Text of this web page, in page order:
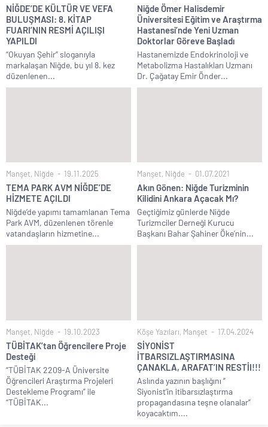
NİĞDE’DE KÜLTÜR VE VEFA
BULUŞMASI: 8. KİTAP
FUARI’NIN RESMİ AÇILIŞI
YAPILDI
“Okuyan Şehir” sloganıyla
markalaşan Niğde, bu yıl 8. kez
düzenlenen...
Niğde Ömer Halisdemir
Üniversitesi Eğitim ve Araştırma
Hastanesi’nde Yeni Uzman
Doktorlar Göreve Başladı
Hastanemizde Endokrinoloji ve
Metabolizma Hastalıkları Uzmanı
Dr. Çağatay Emir Önder...
Manşet, Niğde 19.11.2025
TEMA PARK AVM NİĞDE’DE
HİZMETE AÇILDI
Niğde’de yapımı tamamlanan Tema
Park AVM, düzenlenen törenle
vatandaşların hizmetine...
Manşet, Niğde 01.07.2021
Akın Gönen: Niğde Turizminin
Kilidini Ankara Açacak Mı?
Geçtiğimiz günlerde Niğde
Turizmciler Derneği Kurucu
Başkanı Bahar Şahiner Öke’nin...
Manşet, Niğde 19.10.2023
TÜBİTAK’tan Öğrencilere Proje
Desteği
“TÜBİTAK 2209-A Üniversite
Öğrencileri Araştırma Projeleri
Destekleme Programı” ile
“TÜBİTAK...
Köşe Yazıları, Manşet 17.04.2024
SİYONİST
İTBARSIZLAŞTIRMASINA
ÇANAKLA, ARAFAT’IN RESTİI!!!
Aslında yazının başlığını “
Siyonist’in itibarsızlaştırma
propagandasına teşne olanalar”
koyacaktım....